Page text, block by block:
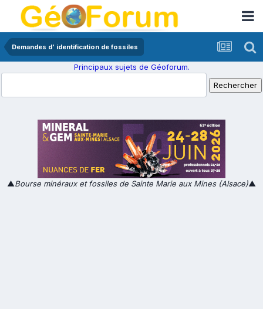
Demandes d' identification de fossiles
Principaux sujets de Géoforum.
▲Bourse minéraux et fossiles de Sainte Marie aux Mines (Alsace)▲